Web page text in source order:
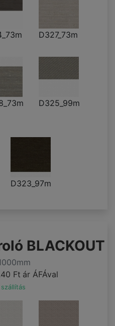
D327_73m
D325_99m
D323_97m
BLACKOUT
Ft ár ÁFÁval